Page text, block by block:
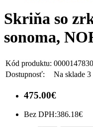
Skriňa so
sonoma,
Kód produktu: 0000147830
Dostupnosť:
Na sklade 3
475.00€
Bez DPH:386.18€